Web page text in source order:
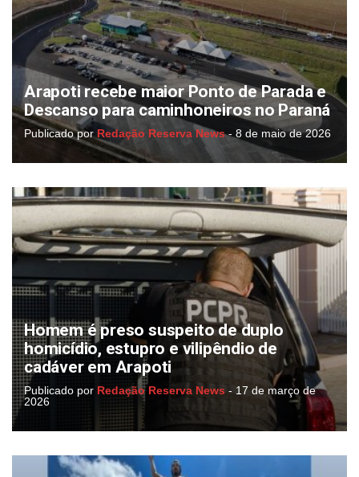
Arapoti recebe maior Ponto de Parada e
Descanso para caminhoneiros no Paraná
Publicado por Redação Reserva News - 8 de maio de 2026
Homem é preso suspeito de duplo
homicídio, estupro e vilipêndio de
cadáver em Arapoti
Publicado por Redação Reserva News - 17 de março de
2026